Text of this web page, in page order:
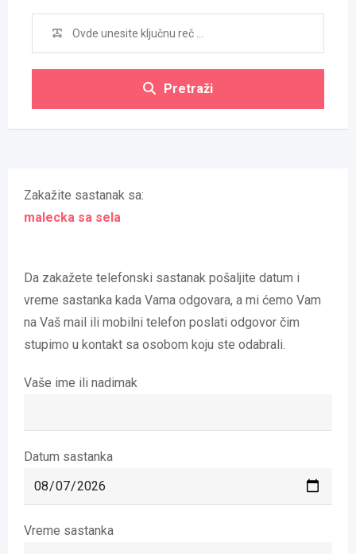
Pretraži
Zakažite sastanak sa:
malecka sa sela
Da zakažete telefonski sastanak pošaljite datum i
vreme sastanka kada Vama odgovara, a mi ćemo Vam
na Vaš mail ili mobilni telefon poslati odgovor čim
stupimo u kontakt sa osobom koju ste odabrali.
Vaše ime ili nadimak
Datum sastanka
Vreme sastanka